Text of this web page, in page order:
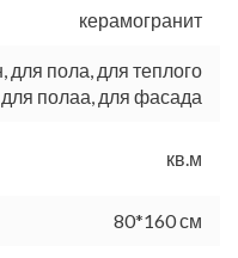
керамогранит
для пола, для теплого
для полаа, для фасада
кв.м
80*160 см